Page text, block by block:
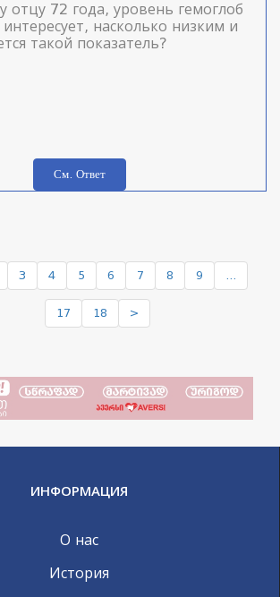
отцу 72 года, уровень гемоглоб
насколько низким и
такой показатель?
См. Ответ
3 4 5 6 7 8 9 ...
17 18 >
ИНФОРМАЦИЯ
О нас
История